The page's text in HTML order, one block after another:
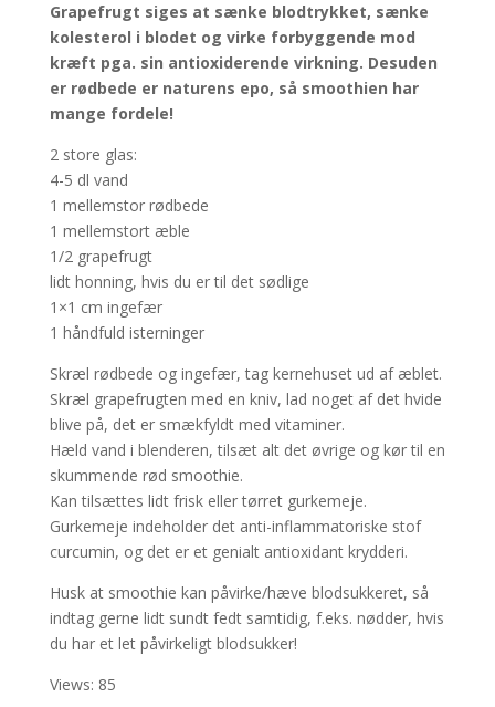
Grapefrugt siges at sænke blodtrykket, sænke
kolesterol i blodet og virke forbyggende mod
kræft pga. sin antioxiderende virkning. Desuden
er rødbede er naturens epo, så smoothien har
mange fordele!
2 store glas:
4-5 dl vand
1 mellemstor rødbede
1 mellemstort æble
1/2 grapefrugt
lidt honning, hvis du er til det sødlige
1×1 cm ingefær
1 håndfuld isterninger
Skræl rødbede og ingefær, tag kernehuset ud af æblet.
Skræl grapefrugten med en kniv, lad noget af det hvide
blive på, det er smækfyldt med vitaminer.
Hæld vand i blenderen, tilsæt alt det øvrige og kør til en
skummende rød smoothie.
Kan tilsættes lidt frisk eller tørret gurkemeje.
Gurkemeje indeholder det anti-inflammatoriske stof
curcumin, og det er et genialt antioxidant krydderi.
Husk at smoothie kan påvirke/hæve blodsukkeret, så
indtag gerne lidt sundt fedt samtidig, f.eks. nødder, hvis
du har et let påvirkeligt blodsukker!
Views: 85